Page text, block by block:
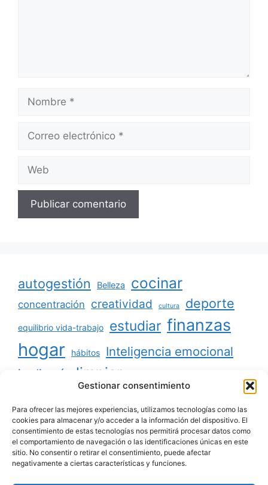
Gestionar consentimiento
Para ofrecer las mejores experiencias, utilizamos tecnologías como las
cookies para almacenar y/o acceder a la información del dispositivo. El
consentimiento de estas tecnologías nos permitirá procesar datos como
el comportamiento de navegación o las identificaciones únicas en este
sitio. No consentir o retirar el consentimiento, puede afectar
negativamente a ciertas características y funciones.
Nombre
Correo
Web
autogestión Belleza cocinar
concentración creatividad cultura deporte
equilibrio vida-trabajo estudiar finanzas
hogar hábitos Inteligencia emocional
jardinería limpiar
minimalismo niños
ordenar organizar productividad
reciclaje relaciones sociales salud
tecnología viajar voluntariado